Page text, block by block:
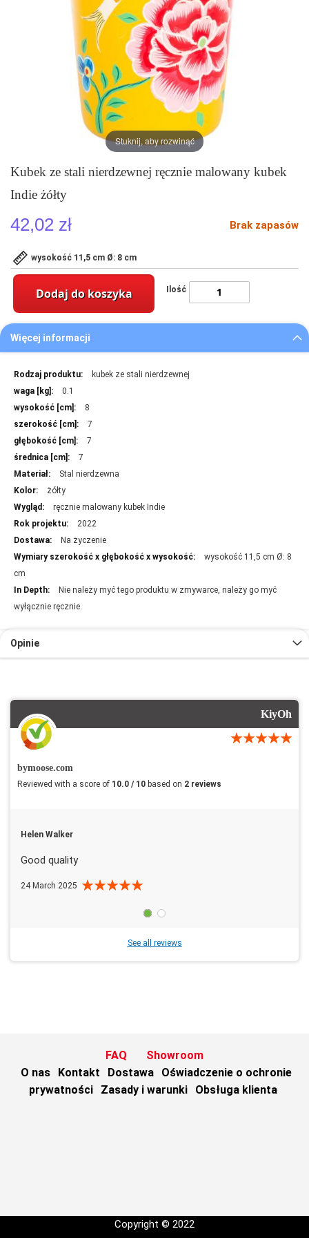
Kubek ze stali nierdzewnej ręcznie malowany kubek
Indie żółty
42,02 zł Brak zapasów
wysokość 11,5 cm Ø: 8 cm
Ilość
Dodaj do koszyka
Stuknij, aby rozwinąć
Więcej informacji
Więcej
informacji
kubek ze stali nierdzewnej
0.1
8
7
7
7
Stal nierdzewna
żółty
ręcznie malowany kubek Indie
2022
Na życzenie
wysokość 11,5 cm Ø: 8
cm
Nie należy myć tego produktu w zmywarce, należy go myć
wyłącznie ręcznie.
Opinie
KiyOh
bymoose.com
Reviewed with a score of 10.0 / 10 based on 2 reviews
Helen Walker
Good quality
24 March 2025
See all reviews
FAQ
Showroom
O nas
Kontakt Dostawa
Oświadczenie o ochronie
prywatności
Zasady i warunki Obsługa klienta
Copyright © 2022